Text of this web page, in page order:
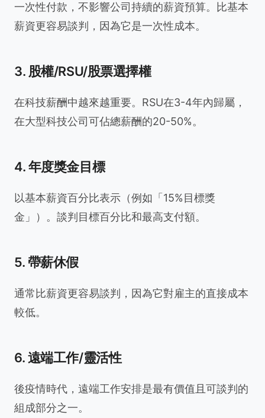
一次性付款，不影響公司持續的薪資預算。比基本
薪資更容易談判，因為它是一次性成本。
3. 股權/RSU/股票選擇權
在科技薪酬中越來越重要。RSU在3-4年內歸屬，
在大型科技公司可佔總薪酬的20-50%。
4. 年度獎金目標
以基本薪資百分比表示（例如「15%目標獎
金」）。談判目標百分比和最高支付額。
5. 帶薪休假
通常比薪資更容易談判，因為它對雇主的直接成本
較低。
6. 遠端工作/靈活性
後疫情時代，遠端工作安排是最有價值且可談判的
組成部分之一。